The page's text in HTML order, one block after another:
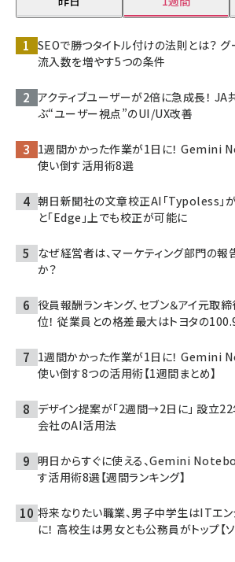
SEOで勝つタイトル付けの法則とは？ グ
流入数を増やす5つの条件
アクティブユーザーが2倍に急成長！ JA
ぶ“ユーザー視点”のUI/UX改善
1週間かかった作業が1日に！ Gemini
使い倒す活用術8選
朝日新聞社の文章校正AI「Typoless」が
と「Edge」上でも校正が可能に
なぜ経営者は、マーケティング部門の報
か？
役員報酬ランキング、セブン＆アイ元取
位！ 従業員との格差最大はトヨタの
1週間かかった作業が1日に！ Gemini
使い倒す8つの活用術【1週間まとめ】
デザイン提案が「2週間→2日に」 設立
会社のAI活用法
明日からすぐに使える、Gemini
す活用術8選【週間ランキング】
将来なりたい職業、男子中学生はITエ
に！ 高校生は男女とも公務員がトップ【